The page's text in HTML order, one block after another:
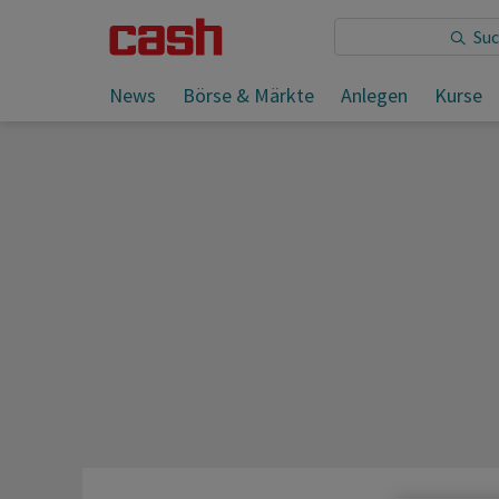
News Börse & Märkte Anlegen Kurse
Sie lesen: